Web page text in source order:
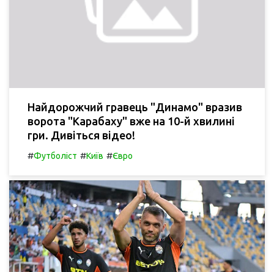
Найдорожчий гравець "Динамо" вразив
ворота "Карабаху" вже на 10-й хвилині
гри. Дивіться відео!
#Футболіст #Київ #Євро